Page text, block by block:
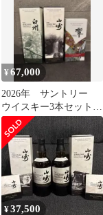
¥67,000
2026年 サントリー
ウイスキー3本セット
白州 山崎 響
¥37,500